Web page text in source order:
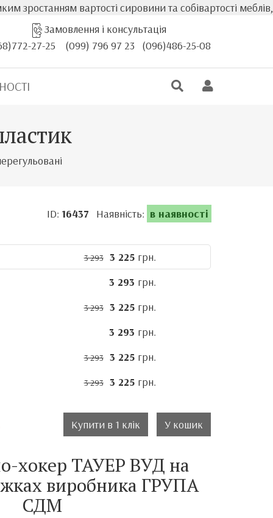
сировини та собівартості меблів, фактична
Замовлення і консультація
27-25
(099) 796 97 23 (096)486-25-08
ID: 16437 Наявність: в наявності
3 293 3 225 грн.
3 293 грн.
3 293 3 225 грн.
3 293 грн.
3 293 3 225 грн.
3 293 3 225 грн.
Купити в 1 клік У кошик
хокер ТАУЕР ВУД на
виробника ГРУПА
СДМ